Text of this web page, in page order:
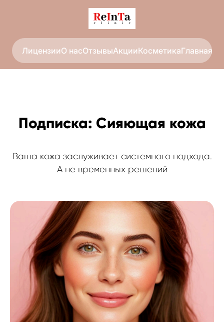
ЛицензииО насОтзывыАкцииКосметикаГлавная
Подписка: Сияющая кожа
Ваша кожа заслуживает системного подхода.
А не временных решений